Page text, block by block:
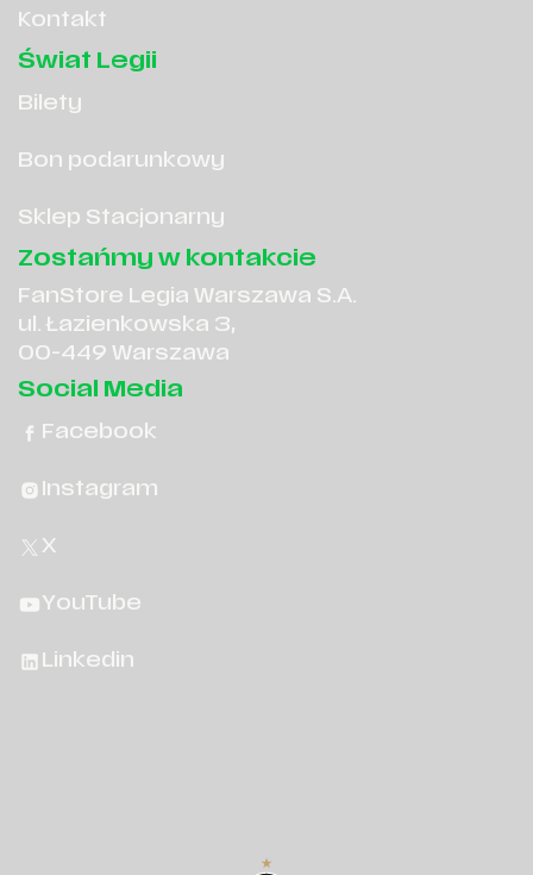
Kontakt
Świat Legii
Bilety
Bon podarunkowy
Sklep Stacjonarny
Zostańmy w kontakcie
FanStore Legia Warszawa S.A.
ul. Łazienkowska 3,
00-449 Warszawa
Social Media
Facebook
Instagram
X
YouTube
Linkedin